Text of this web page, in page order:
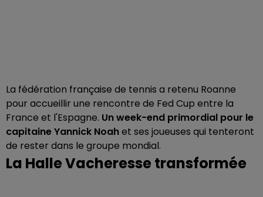
La fédération française de tennis a retenu Roanne
pour accueillir une rencontre de Fed Cup entre la
France et l'Espagne. Un week-end primordial pour le
capitaine Yannick Noahet ses joueuses qui tenteront
de rester dans le groupe mondial.
La Halle Vacheresse transformée